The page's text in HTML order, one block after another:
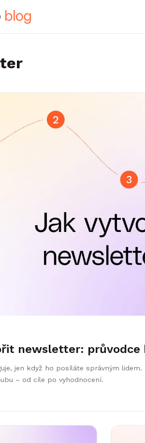
newsletter: průvodce
jen když ho posíláte správným
– od cíle po vyhodnocení.